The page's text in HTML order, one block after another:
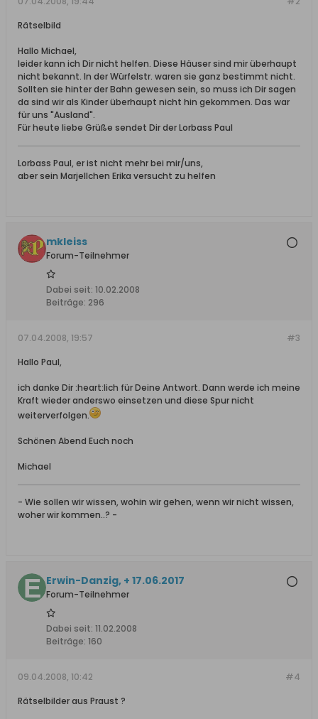
Rätselbild
Hallo Michael,
leider kann ich Dir nicht helfen. Diese Häuser sind mir überhaupt
nicht bekannt. In der Würfelstr. waren sie ganz bestimmt nicht.
Sollten sie hinter der Bahn gewesen sein, so muss ich Dir sagen
da sind wir als Kinder überhaupt nicht hin gekommen. Das war
für uns "Ausland".
Für heute liebe Grüße sendet Dir der Lorbass Paul
Lorbass Paul, er ist nicht mehr bei mir/uns,
aber sein Marjellchen Erika versucht zu helfen
mkleiss
Forum-Teilnehmer
Dabei seit: 10.02.2008
Beiträge: 296
#3
07.04.2008, 19:57
Hallo Paul,
ich danke Dir :heart:lich für Deine Antwort. Dann werde ich meine
Kraft wieder anderswo einsetzen und diese Spur nicht
weiterverfolgen.
Schönen Abend Euch noch
Michael
- Wie sollen wir wissen, wohin wir gehen, wenn wir nicht wissen,
woher wir kommen..? -
Erwin-Danzig, + 17.06.2017
Forum-Teilnehmer
Dabei seit: 11.02.2008
Beiträge: 160
#4
09.04.2008, 10:42
Rätselbilder aus Praust ?